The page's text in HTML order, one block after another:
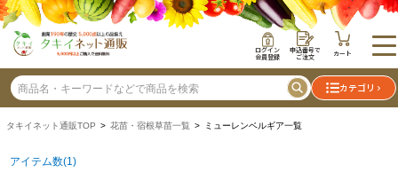
ログイン
会員登録
申込番号で
ご注文 カート
カテゴリ
タキイネット通販TOP > 花苗・宿根草苗一覧 > ミューレンベルギア一覧
アイテム数(1)